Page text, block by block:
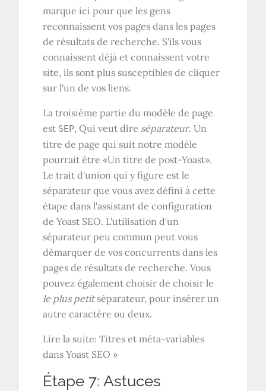
marque ici pour que les gens
reconnaissent vos pages dans les pages
de résultats de recherche. S'ils vous
connaissent déjà et connaissent votre
site, ils sont plus susceptibles de cliquer
sur l'un de vos liens.
La troisième partie du modèle de page
est SEP, Qui veut dire séparateur. Un
titre de page qui suit notre modèle
pourrait être «Un titre de post-Yoast».
Le trait d'union qui y figure est le
séparateur que vous avez défini à cette
étape dans l'assistant de configuration
de Yoast SEO. L'utilisation d'un
séparateur peu commun peut vous
démarquer de vos concurrents dans les
pages de résultats de recherche. Vous
pouvez également choisir de choisir le
le plus petitséparateur, pour insérer un
autre caractère ou deux.
Lire la suite: Titres et méta-variables
dans Yoast SEO »
Étape 7: Astuces